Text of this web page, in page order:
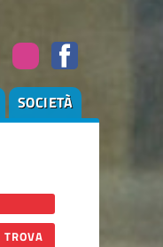
SOCIETÀ